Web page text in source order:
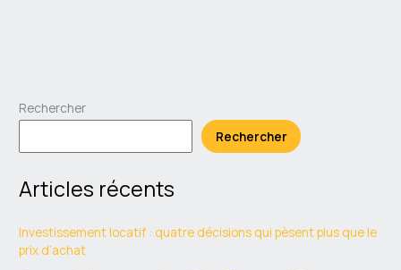
Rechercher
Rechercher
Articles récents
Investissement locatif : quatre décisions qui pèsent plus que le
prix d’achat